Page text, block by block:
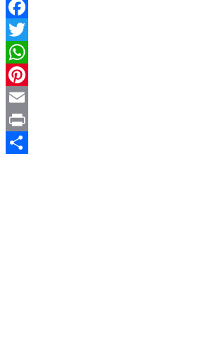
Facebook
Twitter
WhatsApp
Pinterest
Email
Print